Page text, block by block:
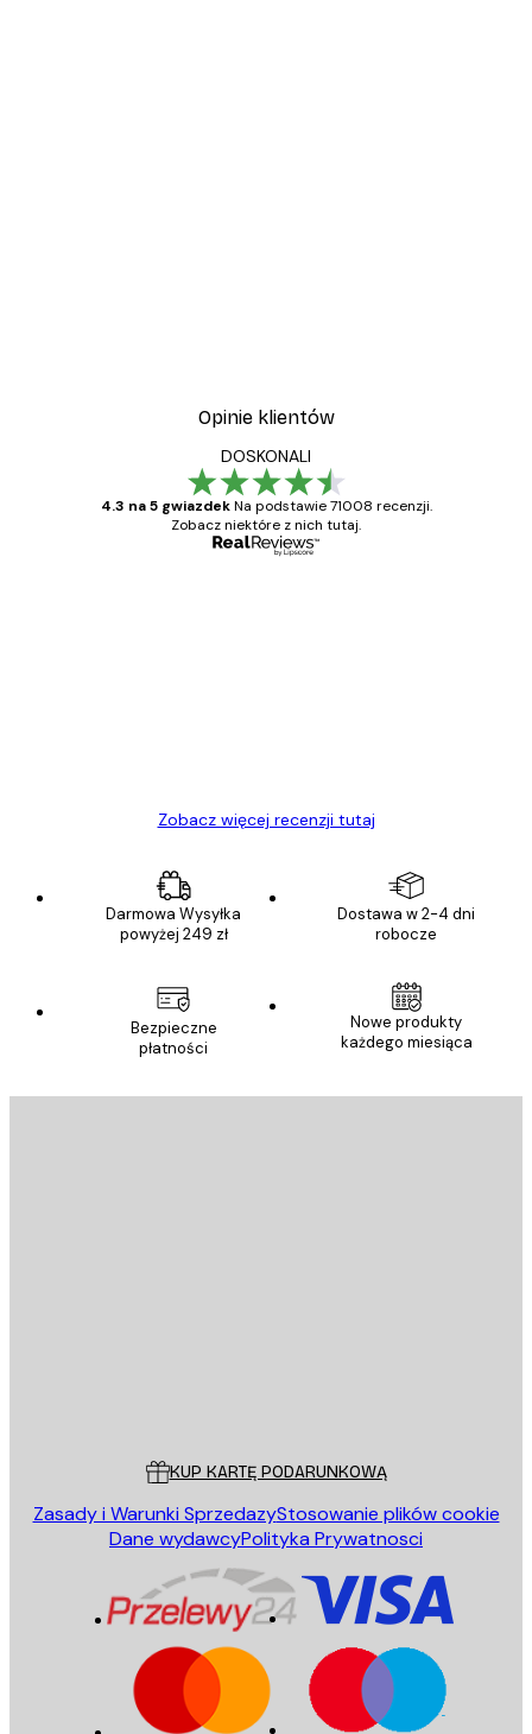
Opinie klientów
DOSKONALI
4.3 na 5 gwiazdek Na podstawie 71008 recenzji.
Zobacz niektóre z nich tutaj.
Zobacz więcej recenzji tutaj
Darmowa Wysyłka
powyżej 249 zł
Dostawa w 2-4 dni
robocze
Bezpieczne
płatności
Nowe produkty
każdego miesiąca
KUP KARTĘ PODARUNKOWĄ
Zasady i Warunki SprzedazyStosowanie plików cookie
Dane wydawcyPolityka Prywatnosci